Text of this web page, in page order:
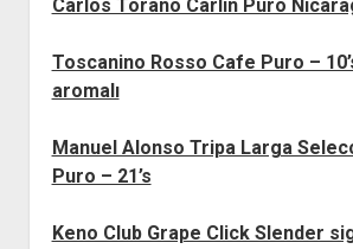
Carlos Torano Carlin Puro
Toscanino Rosso Cafe Puro –
aromalı
Manuel Alonso Tripa Larga
Puro – 21’s
Keno Club Grape Click Slender